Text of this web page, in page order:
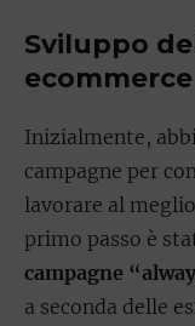
Sviluppo
ecommerce
Inizialmente,
campagne per
lavorare al
primo passo è
campagne
a seconda delle